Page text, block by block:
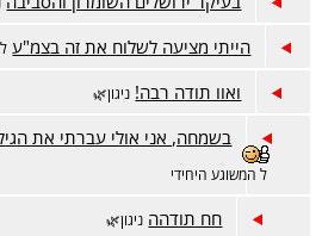
הייתי מציעה לשלוח את זה בצמ"ע
ואוו תודה רבה! ניגון🌿
בשמחה, אני אולי עברתי את
ל המשוגע היחידי
חח תודהה ניגון🌿